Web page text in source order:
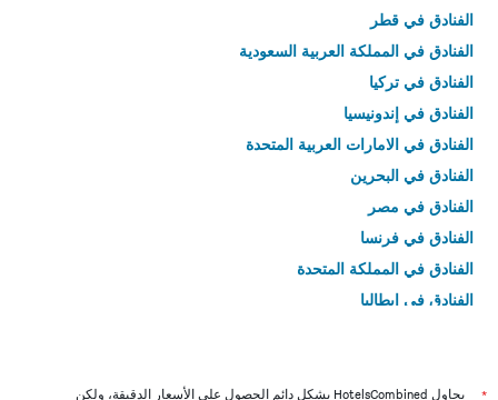
الفنادق في قطر
الفنادق في المملكة العربية السعودية
الفنادق في تركيا
الفنادق في إندونيسيا
الفنادق في الامارات العربية المتحدة
الفنادق في البحرين
الفنادق في مصر
الفنادق في فرنسا
الفنادق في المملكة المتحدة
الفنادق في إيطاليا
يحاول HotelsCombined بشكل دائم الحصول على الأسعار الدقيقة، ولكن